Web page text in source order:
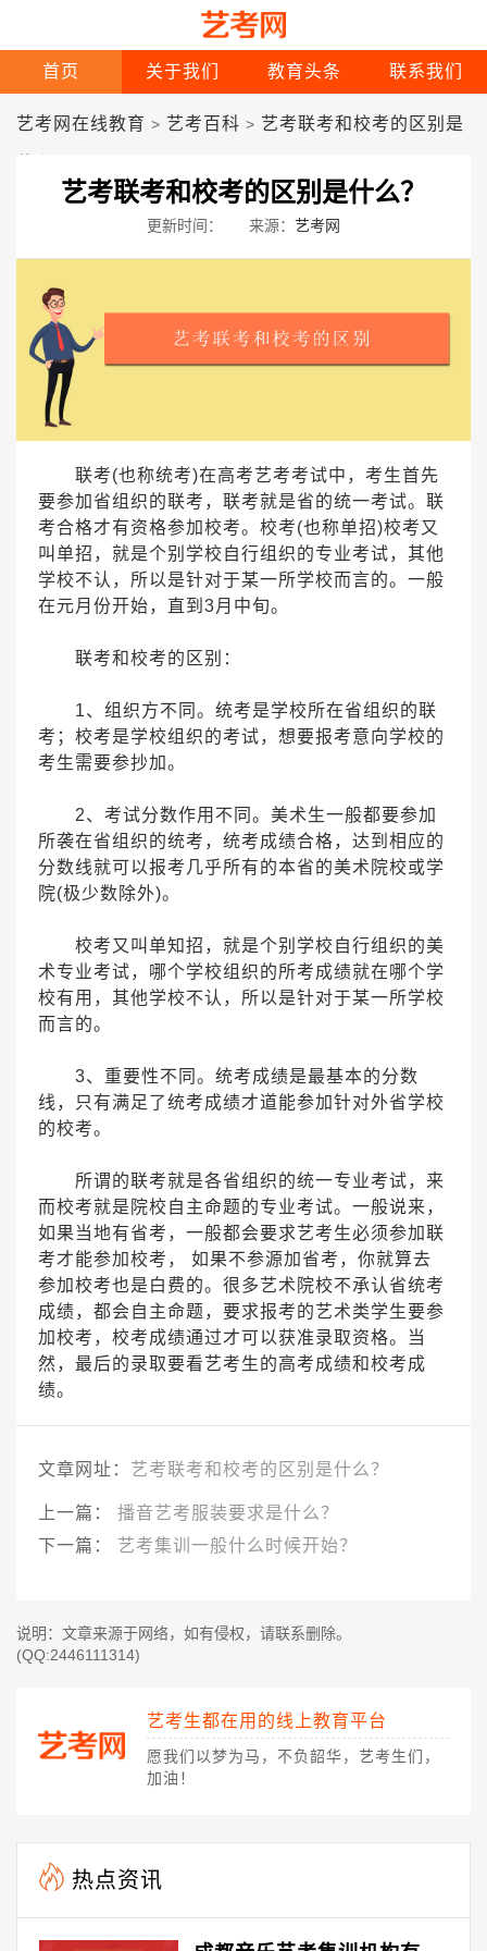
首页 关于我们 教育头条 联系我们
艺考网在线教育 > 艺考百科 > 艺考联考和校考的区别是
艺考联考和校考的区别是什么？
更新时间： 来源： 艺考网
联考(也称统考)在高考艺考考试中，考生首先
要参加省组织的联考，联考就是省的统一考试。联
考合格才有资格参加校考。校考(也称单招)校考又
叫单招，就是个别学校自行组织的专业考试，其他
学校不认，所以是针对于某一所学校而言的。一般
在元月份开始，直到3月中旬。
联考和校考的区别：
1、组织方不同。统考是学校所在省组织的联
考；校考是学校组织的考试，想要报考意向学校的
考生需要参抄加。
2、考试分数作用不同。美术生一般都要参加
所袭在省组织的统考，统考成绩合格，达到相应的
分数线就可以报考几乎所有的本省的美术院校或学
院(极少数除外)。
校考又叫单知招，就是个别学校自行组织的美
术专业考试，哪个学校组织的所考成绩就在哪个学
校有用，其他学校不认，所以是针对于某一所学校
而言的。
3、重要性不同。统考成绩是最基本的分数
线，只有满足了统考成绩才道能参加针对外省学校
的校考。
所谓的联考就是各省组织的统一专业考试，来
而校考就是院校自主命题的专业考试。一般说来，
如果当地有省考，一般都会要求艺考生必须参加联
考才能参加校考， 如果不参源加省考，你就算去
参加校考也是白费的。很多艺术院校不承认省统考
成绩，都会自主命题，要求报考的艺术类学生要参
加校考，校考成绩通过才可以获准录取资格。当
然，最后的录取要看艺考生的高考成绩和校考成
绩。
文章网址： 艺考联考和校考的区别是什么？
上一篇： 播音艺考服装要求是什么？
下一篇： 艺考集训一般什么时候开始？
说明：文章来源于网络，如有侵权，请联系删除。
(QQ:2446111314)
艺考生都在用的线上教育平台
愿我们以梦为马，不负韶华，艺考生们，
加油！
热点资讯